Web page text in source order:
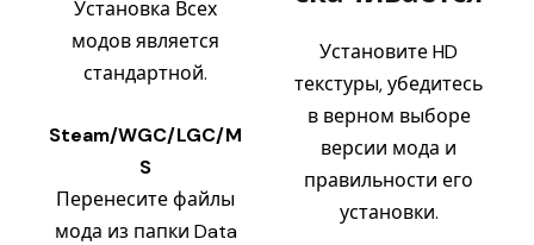
Установка Всех
модов является
стандартной.
Steam/WGC/LGC/M
S
Перенесите файлы
мода из папки Data
Установите HD
текстуры, убедитесь
в верном выборе
версии мода и
правильности его
установки.